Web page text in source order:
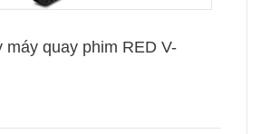
máy quay phim RED V-